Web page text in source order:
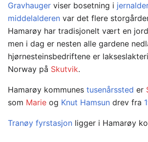
Gravhauger viser bosetning i
middelalderen var det flere
Hamarøy har tradisjonelt vært en
men i dag er nesten alle gardene
hjørnesteinsbedriftene er
Norway på Skutvik.
Hamarøy kommunes tusenårssted er
som Marie og Knut Hamsun drev fra
Tranøy fyrstasjon ligger i Hamarøy